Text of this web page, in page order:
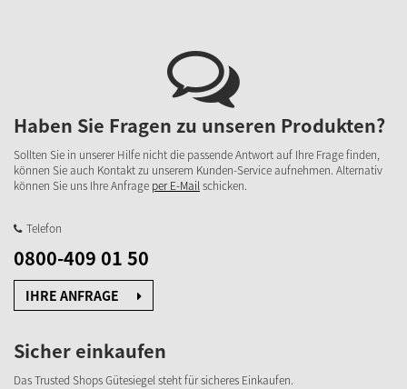
Haben Sie Fragen zu unseren Produkten?
Sollten Sie in unserer Hilfe nicht die passende Antwort auf Ihre Frage finden,
können Sie auch Kontakt zu unserem Kunden-Service aufnehmen. Alternativ
können Sie uns Ihre Anfrage per E-Mailschicken.
Telefon
0800-409 01 50
IHRE ANFRAGE
Sicher einkaufen
Das Trusted Shops Gütesiegel steht für sicheres Einkaufen.